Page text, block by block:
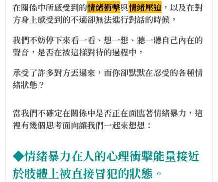
在關係中所感受到的情緒衝擊與情緒壓迫 ，以及在對
方身上感受到的不適卻無法進行對話的時候，
我們不妨停下來看一看、想一想、聽一聽自己內在的
聲音，是否在被這樣對待的過程中，
承受了許多對方丟過來，而你卻默默在忍受的各種情
緒狀態 ？
當我們不確定在關係中是否正在面臨著情緒暴力，這
裡有幾個思考面向讓我們一起來想想：
◆情緒暴力在人的心理衝擊能量接近
於肢體上被直接冒犯的狀態。